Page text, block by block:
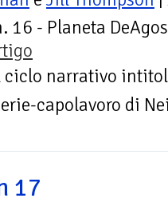
16 - Planeta
narrativo
capolavoro di
17